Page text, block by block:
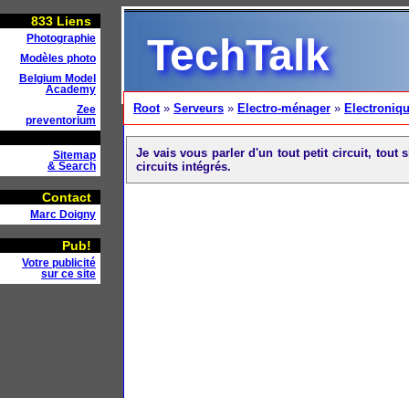
833 Liens
Photographie
Modèles photo
Belgium Model
Academy
Zee
preventorium
Sitemap
& Search
Contact
Marc Doigny
Pub!
Votre publicité
sur ce site
TechTalk
Root» Serveurs » Electro-ménager »
Je vais vous parler d'un tout petit circuit, tout
circuits intégrés.